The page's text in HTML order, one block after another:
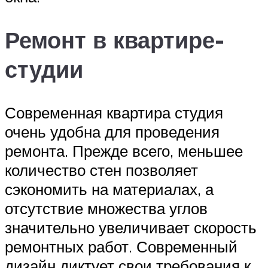
Ремонт в квартире-
студии
Современная квартира студия
очень удобна для проведения
ремонта. Прежде всего, меньшее
количество стен позволяет
сэкономить на материалах, а
отсутствие множества углов
значительно увеличивает скорость
ремонтных работ. Современный